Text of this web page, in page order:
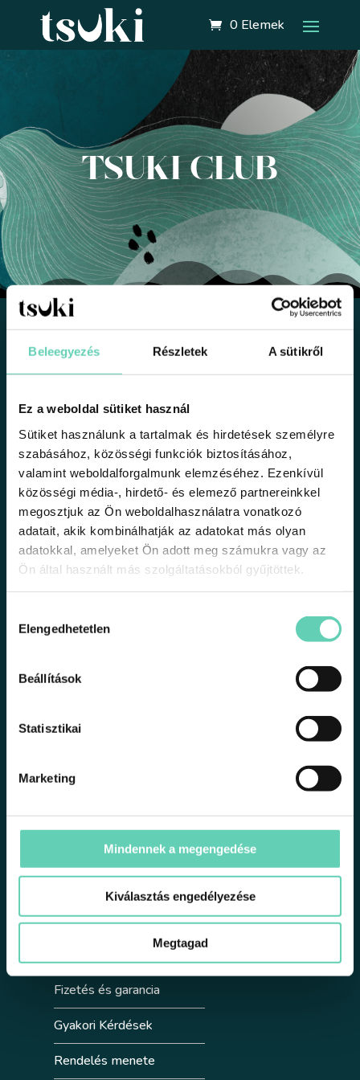
Beleegyezés Részletek A sütikről
Ez a weboldal sütiket használ
Sütiket használunk a tartalmak és hirdetések személyre
szabásához, közösségi funkciók biztosításához,
valamint weboldalforgalmunk elemzéséhez. Ezenkívül
közösségi média-, hirdető- és elemező partnereinkkel
megosztjuk az Ön weboldalhasználatra vonatkozó
adatait, akik kombinálhatják az adatokat más olyan
adatokkal, amelyeket Ön adott meg számukra vagy az
Ön által használt más szolgáltatásokból gyűjtöttek.
kiválasztása
Elengedhetetlen
Beállítások
Statisztikai
Marketing
Mindennek a megengedése
Kiválasztás engedélyezése
Megtagad
0 Elemek
TSUKI CLUB
1191 Budapest, Üllői út 206.
support@tsuki.hu
+36301340051
Minden jog fenntartva 2025 © tsuki.hu
Oldalak
Rólunk
Blog
Kapcsolat
Tsuki Club
Linkek
Fizetés és garancia
Gyakori Kérdések
Rendelés menete